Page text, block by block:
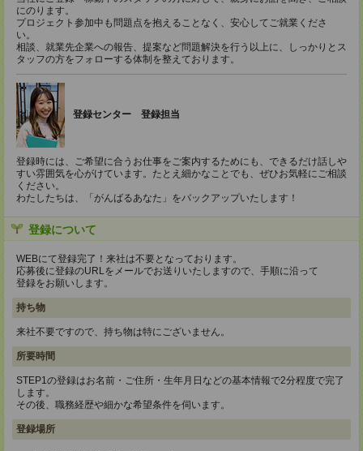
にのります。
プロジェクト参加中も問題点を抱えることなく、安心してご就業くださ
い。
相談、就業先企業への報告、提案など問題解決を行う以上に、しっかりとス
タッフの方をフォローする体制を整えております。
登録センター 登録担当
登録時には、ご希望に合うお仕事をご案内するためにも、できるだけ話しや
すい雰囲気を心がけています。たとえ細かなことでも、ぜひお気軽にご相談
ください。
わたしたちは、「がんばるあなた」をバックアップいたします！
登録について
WEBにて登録完了！来社は不要となっております。
応募後に登録のURLをメールでお送りいたしますので、手順に沿って
登録をお願いします。
持ち物
来社不要ですので、持ち物は特にございません。
所要時間
STEP1の登録はお名前・ご住所・生年月日などの基本情報で2分程度で完了
します。
その後、職務経歴や細かな希望条件を伺います。
登録場所